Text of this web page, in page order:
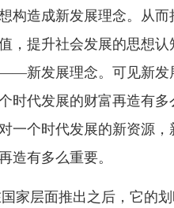
构造成新发展理念。从
，提升社会发展的思想
新发展理念。可见新发
时代发展的财富再造有
一个时代发展的新资源
造有多么重要。
家层面推出之后，它的